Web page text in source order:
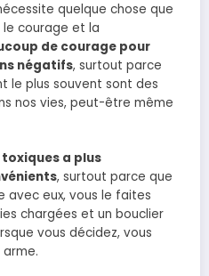
quelque chose que
le courage et la
de courage pour
négatifs, surtout parce
le plus souvent sont des
nos vies, peut-être même
a plus
, surtout parce que
avec eux, vous le faites
chargées et un bouclier
vous décidez, vous
arme.